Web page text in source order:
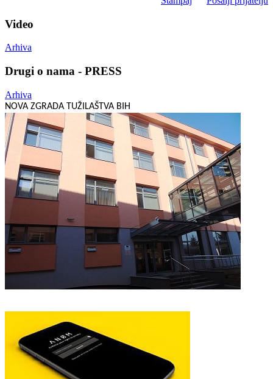
Video
Arhiva
Drugi o nama - PRESS
Arhiva
NOVA ZGRADA TUŽILAŠTVA BIH